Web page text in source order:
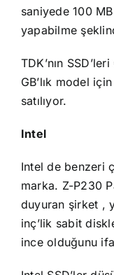
saniyede 100
yapabilme
TDK’nın
GB’lık model
satılıyor.
Intel
Intel de benzeri
marka. Z-P230
duyuran şirket ,
inç’lik sabit
ince olduğunu